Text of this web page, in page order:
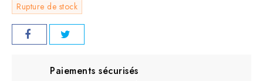
Rupture de stock
Paiements sécurisés